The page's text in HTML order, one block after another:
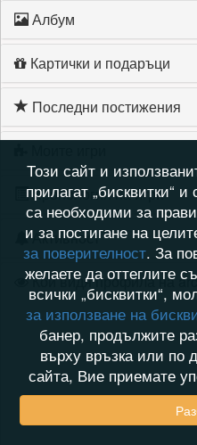
Албум
Картички и подаръци
Последни постижения
Хронология на игри
Активност
Кой видя профила на
Този сайт и
прилагат „бисквитки“
са необходими за
и за постигане на
за поверителност. За
желаете да оттеглите
всички „бисквитки“,
за използване на
банер, продължите
върху връзка или по
сайта, Вие приемате